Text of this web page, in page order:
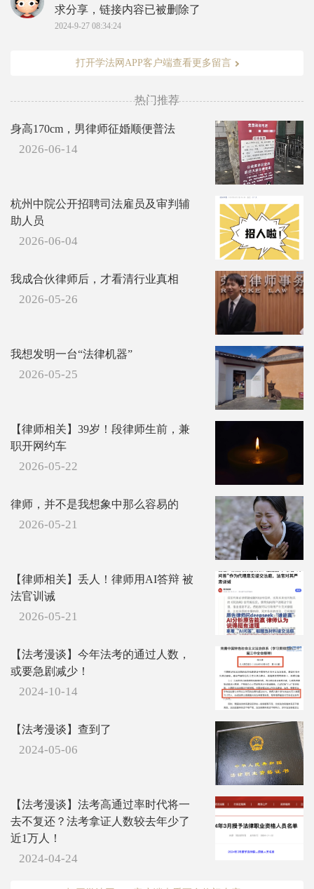
求分享，链接内容已被删除了
2024-9-27 08:34:24
打开学法网APP客户端查看更多留言
热门推荐
身高170cm，男律师征婚顺便普法
2026-06-14
杭州中院公开招聘司法雇员及审判辅
助人员
2026-06-04
我成合伙律师后，才看清行业真相
2026-05-26
我想发明一台“法律机器”
2026-05-25
【律师相关】39岁！段律师生前，兼
职开网约车
2026-05-22
律师，并不是我想象中那么容易的
2026-05-21
【律师相关】丢人！律师用AI答辩 被
法官训诫
2026-05-21
【法考漫谈】今年法考的通过人数，
或要急剧减少！
2024-10-14
【法考漫谈】查到了
2024-05-06
【法考漫谈】法考高通过率时代将一
去不复还？法考拿证人数较去年少了
近1万人！
2024-04-24